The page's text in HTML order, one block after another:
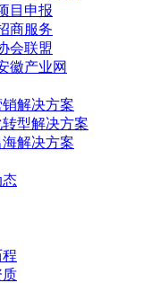
目申报
商服务
会联盟
徽产业网
解决方案
型解决方案
解决方案
态
质